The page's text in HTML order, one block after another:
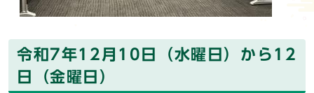
令和7年12月10日（水曜日）から12
日（金曜日）